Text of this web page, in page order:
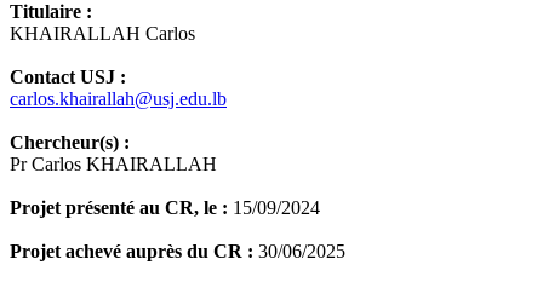
Titulaire :
KHAIRALLAH Carlos
Contact USJ :
carlos.khairallah@usj.edu.lb
Chercheur(s) :
Pr Carlos KHAIRALLAH
Projet présenté au CR, le : 15/09/2024
Projet achevé auprès du CR : 30/06/2025